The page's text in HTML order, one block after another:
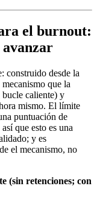
el burnout:
avanzar
construido desde la
que la
caliente) y
mismo. El límite
puntuación de
que esto es una
y es
el mecanismo, no
(sin retenciones; con